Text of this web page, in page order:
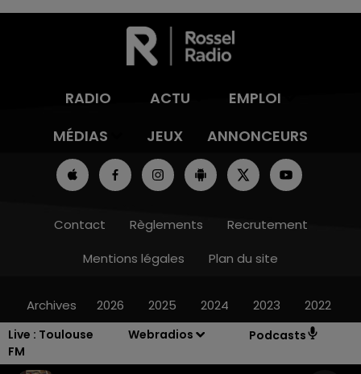
Live : Toulouse
FM
Webradios Podcasts
RADIO ACTU
EMPLOI
MÉDIAS
JEUX ANNONCEURS
Contact Règlements
Recrutement
Mentions légales
Plan du site
Archives 2026 2025 2024 2023 2022